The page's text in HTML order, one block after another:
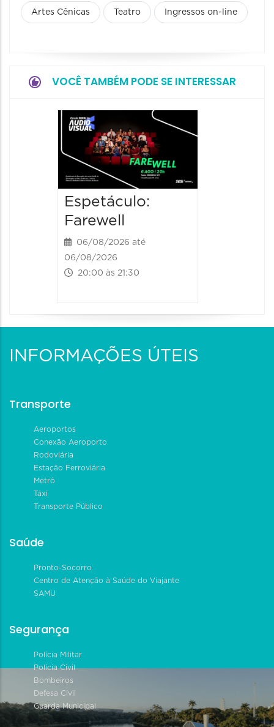
Artes Cênicas Teatro Ingressos on-line
VOCÊ TAMBÉM PODE SE INTERESSAR
Espetáculo:
Farewell
06/08/2026 até
06/08/2026
20:00 às 21:30
INFORMAÇÕES ÚTEIS
Transporte
Aeroportos
Conexão Aeroporto
Rodoviária
Estação Ferroviária
Metrô
Táxi
Transporte Público
Saúde
Pronto-Socorro
Centro de Atenção à Saúde do Viajante
SAMU
Segurança
Polícia Militar
Polícia Civil
Bombeiros
Defesa Civil
Guarda Municipal